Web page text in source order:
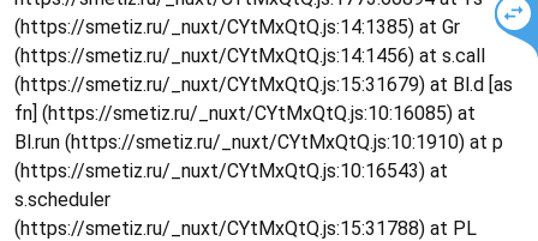
(https://smetiz.ru/_nuxt/CYtMxQtQ.js:14:1385) at Gr
(https://smetiz.ru/_nuxt/CYtMxQtQ.js:14:1456) at s.call
(https://smetiz.ru/_nuxt/CYtMxQtQ.js:15:31679) at Bl.d [as
fn] (https://smetiz.ru/_nuxt/CYtMxQtQ.js:10:16085) at
Bl.run (https://smetiz.ru/_nuxt/CYtMxQtQ.js:10:1910) at p
(https://smetiz.ru/_nuxt/CYtMxQtQ.js:10:16543) at
s.scheduler
(https://smetiz.ru/_nuxt/CYtMxQtQ.js:15:31788) at PL